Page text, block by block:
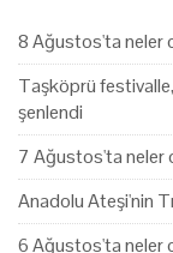
8 Ağustos'ta neler
Taşköprü
şenlendi
7 Ağustos'ta neler
Anadolu Ateşi'nin
6 Ağustos'ta neler